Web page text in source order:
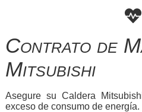
Contrato de
Mitsubishi
Asegure su Caldera
exceso de consumo de energía.